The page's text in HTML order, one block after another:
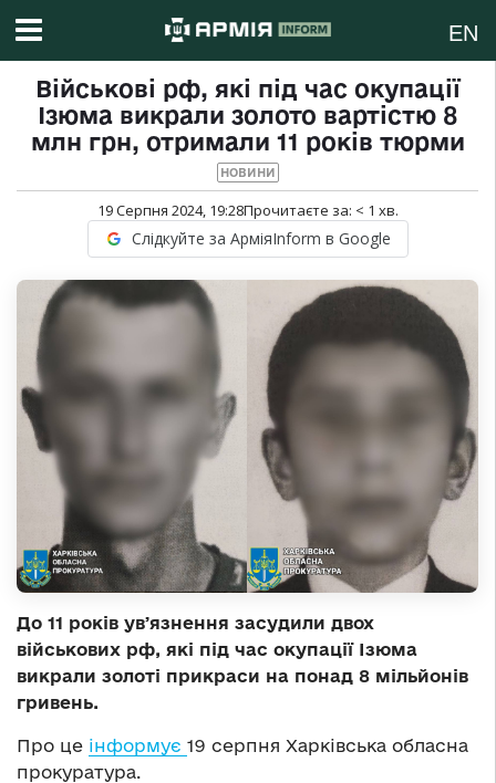
EN
Військові рф, які під час окупації
Ізюма викрали золото вартістю 8
млн грн, отримали 11 років тюрми
НОВИНИ
19 Серпня 2024, 19:28Прочитаєте за: < 1 хв.
Слідкуйте за АрміяInform в Google
До 11 років увʼязнення засудили двох
військових рф, які під час окупації Ізюма
викрали золоті прикраси на понад 8 мільйонів
гривень.
Про це інформує 19 серпня Харківська обласна
прокуратура.